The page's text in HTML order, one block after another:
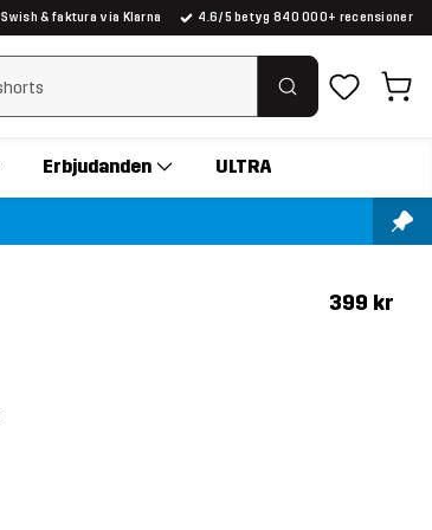
Swish & faktura via Klarna 4.6/5 betyg 840 000+ recensioner
Erbjudanden ULTRA
399 kr